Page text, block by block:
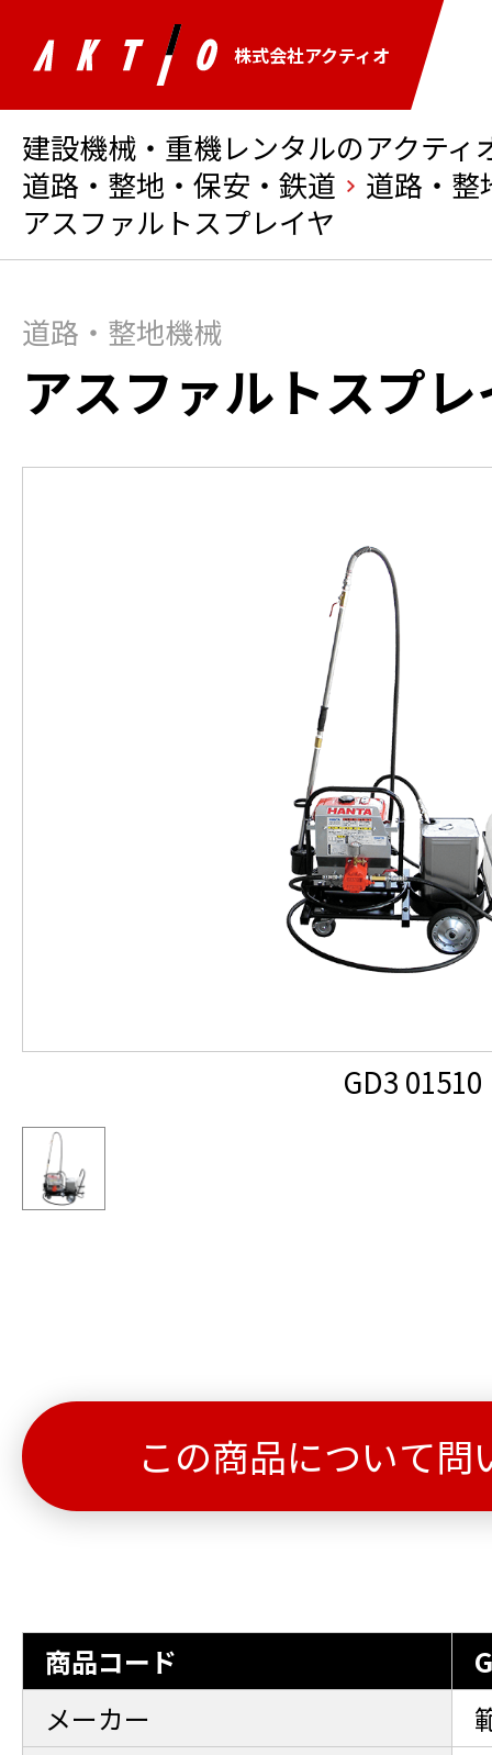
株式会社アクティオ
建設機械・重機レンタルのアクティ
道路・整地・保安・鉄道
道路・整
アスファルトスプレイヤ
道路・整地機械
アスファルトスプ
GD3 01510
この商品について問
商品コード
メーカー